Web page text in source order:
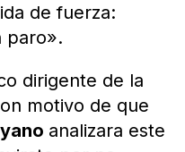
de fuerza:
paro».
dirigente de la
motivo de que
analizara este